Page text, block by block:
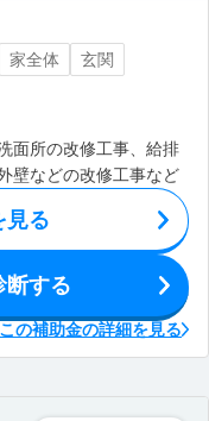
家全体
玄関
面所の改修工事、給排
壁などの改修工事など
見る
断する
この補助金の詳細を見る